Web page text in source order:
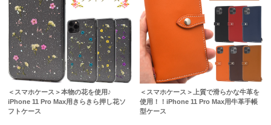
＜スマホケース＞本物の花を使用♪
iPhone 11 Pro Max用きらきら押し花ソ
フトケース
＜スマホケース＞上質で滑らかな牛革を
使用！！iPhone 11 Pro Max用牛革手帳
型ケース